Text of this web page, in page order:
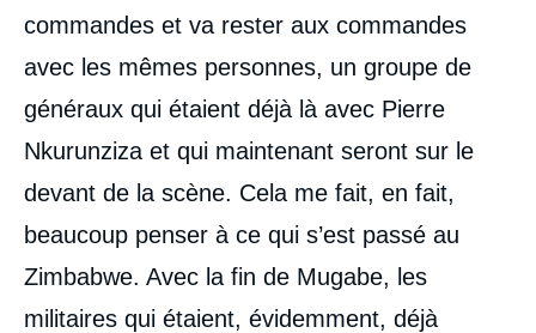
commandes et va rester aux commandes
avec les mêmes personnes, un groupe de
généraux qui étaient déjà là avec Pierre
Nkurunziza et qui maintenant seront sur le
devant de la scène. Cela me fait, en fait,
beaucoup penser à ce qui s’est passé au
Zimbabwe. Avec la fin de Mugabe, les
militaires qui étaient, évidemment, déjà